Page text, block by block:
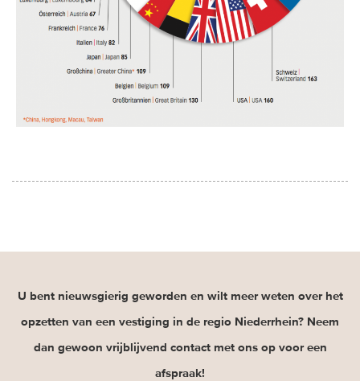
U bent nieuwsgierig geworden en wilt meer weten over het
opzetten van een vestiging in de regio Niederrhein? Neem
dan gewoon vrijblijvend contact met ons op voor een
afspraak!